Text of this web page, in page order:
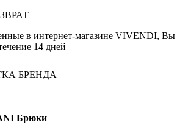
в интернет-магазине VIVENDI, Вы
14 дней
БРЕНДА
Брюки